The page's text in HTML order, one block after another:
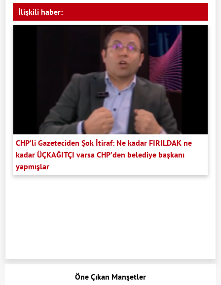
İlişkili haber:
CHP’li Gazeteciden Şok İtiraf: Ne kadar FIRILDAK ne
kadar ÜÇKAĞITÇI varsa CHP’den belediye başkanı
yapmışlar
Öne Çıkan Manşetler